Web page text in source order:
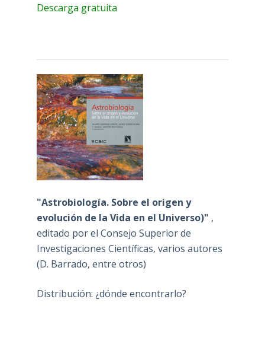
Descarga gratuita
"Astrobiología. Sobre el origen y
evolución de la Vida en el Universo)" ,
editado por el Consejo Superior de
Investigaciones Científicas, varios autores
(D. Barrado, entre otros)
Distribución: ¿dónde encontrarlo?